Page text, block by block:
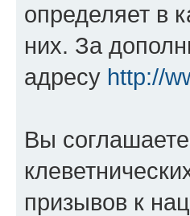
определяет в
них. За
адресу http://
Вы
призывов к